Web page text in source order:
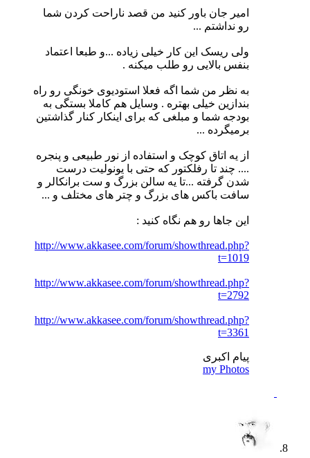
امیر جان باور کنید من قصد ناراحت کردن شما
رو نداشتم ...
ولی ریسک این کار خیلی زیاده ...و طبعا اعتماد
بنفس بالایی رو طلب میکنه .
به نظر من شما اگه فعلا استودیوی خونگی رو راه
بندازین خیلی بهتره . وسایل هم کاملا بستگی به
بودجه شما و مبلغی که برای اینکار کنار گذاشتین
برمیگرده ...
از یه اتاق کوچک و استفاده از نور طبیعی و پنجره
.... چند تا رفلکتور که حتی با یونولیت درست
شدن گرفته ...تا یه سالن بزرگ و ست برانکالر و
سافت باکس های بزرگ و چتر های مختلف و ...
این جاها رو هم نگاه کنید :
http://www.akkasee.com/forum/showthread.php?
t=1019
http://www.akkasee.com/forum/showthread.php?
t=2792
http://www.akkasee.com/forum/showthread.php?
t=3361
پیام اکبری
my Photos